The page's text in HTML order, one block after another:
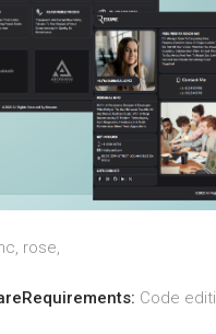
rose,
Code